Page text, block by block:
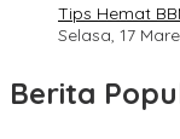
Tips Hemat
Selasa, 17
Berita